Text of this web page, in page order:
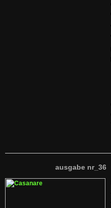
ausgabe nr_36